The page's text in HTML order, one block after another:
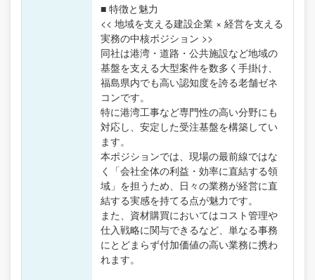
■ 特徴と魅力
<< 地域を支える建設企業 × 経営を支える
実務の中核ポジション >>
同社は港湾・道路・公共施設など地域の
基盤を支える大型案件を数多く手掛け、
福島県内でも高い認知度を誇る老舗ゼネ
コンです。
特に港湾工事など専門性の高い分野にも
対応し、安定した受注基盤を構築してい
ます。
本ポジションでは、現場の最前線ではな
く「会社全体の利益・効率に直結する領
域」を担うため、日々の業務が経営に直
結する実感を持てる点が魅力です。
また、資材購買においてはコスト管理や
仕入戦略に関与できるなど、単なる事務
にとどまらず付加価値の高い業務に携わ
れます。